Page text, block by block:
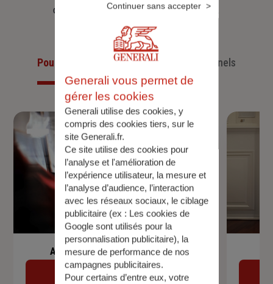
d’aujourd’hui et anticiper ceux de demain.
Pour les particuliersPour les professionnels
Assurance de prêt immobilier
Découvrir
Generali vous permet de
gérer les cookies
Generali utilise des cookies, y
compris des cookies tiers, sur le
site Generali.fr.
Ce site utilise des cookies pour
l’analyse et l'amélioration de
l’expérience utilisateur, la mesure et
l’analyse d’audience, l’interaction
avec les réseaux sociaux, le ciblage
publicitaire (ex : Les cookies de
Google sont utilisés pour la
personnalisation publicitaire), la
mesure de performance de nos
campagnes publicitaires.
Pour certains d’entre eux, votre
Continuer sans accepter